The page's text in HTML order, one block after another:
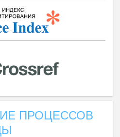
ПРОЦЕССОВ